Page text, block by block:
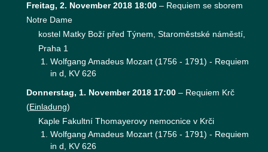
Freitag, 2. November 2018 18:00 – Requiem se sborem
Notre Dame
kostel Matky Boží před Týnem, Staroměstské náměstí,
Praha 1
Wolfgang Amadeus Mozart (1756 - 1791) - Requiem
in d, KV 626
Donnerstag, 1. November 2018 17:00 – Requiem Krč
(Einladung)
Kaple Fakultní Thomayerovy nemocnice v Krči
Wolfgang Amadeus Mozart (1756 - 1791) - Requiem
in d, KV 626